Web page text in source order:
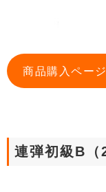
商品購入ペー
連弾初級B（